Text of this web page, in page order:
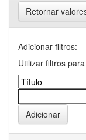
Retornar
Adicionar filtros:
Utilizar filtros